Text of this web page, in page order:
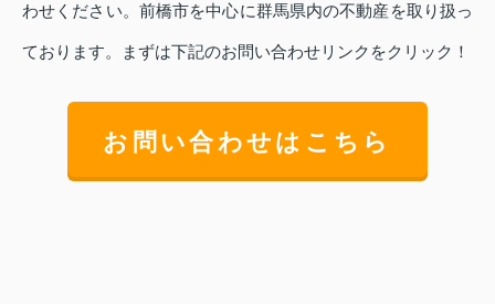
わせください。前橋市を中心に群馬県内の不動産を取り扱っ
ております。まずは下記のお問い合わせリンクをクリック！
お問い合わせはこちら